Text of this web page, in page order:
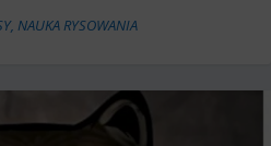
,NAUKA RYSOWANIA